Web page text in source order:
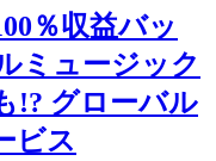
％収益バッ
ミュージック
!? グローバル
ビス